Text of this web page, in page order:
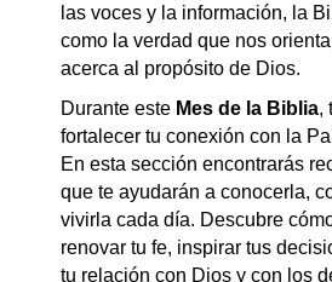
las voces y la información, la
como la verdad que nos
acerca al propósito de Dios.
Durante este Mes de la Biblia,
fortalecer tu conexión con la
En esta sección encontrarás
que te ayudarán a conocerla,
vivirla cada día. Descubre
renovar tu fe, inspirar tus
tu relación con Dios y con los